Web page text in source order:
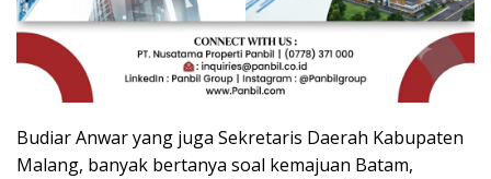
Budiar Anwar yang juga Sekretaris Daerah Kabupaten
Malang, banyak bertanya soal kemajuan Batam,